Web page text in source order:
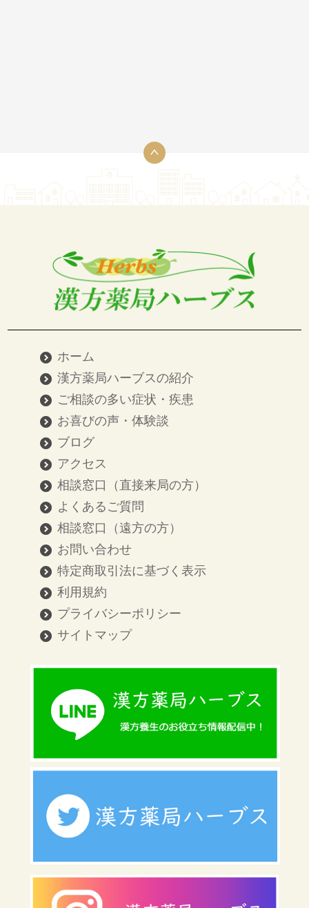
ホーム
漢方薬局ハーブスの紹介
ご相談の多い症状・疾患
お喜びの声・体験談
ブログ
アクセス
相談窓口（直接来局の方）
よくあるご質問
相談窓口（遠方の方）
お問い合わせ
特定商取引法に基づく表示
利用規約
プライバシーポリシー
サイトマップ